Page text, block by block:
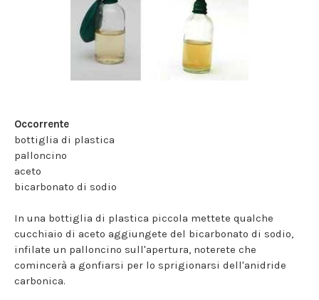
Occorrente
bottiglia di plastica
palloncino
aceto
bicarbonato di sodio
In una bottiglia di plastica piccola mettete qualche
cucchiaio di aceto aggiungete del bicarbonato di sodio,
infilate un palloncino sull'apertura, noterete che
comincerà a gonfiarsi per lo sprigionarsi dell'anidride
carbonica.